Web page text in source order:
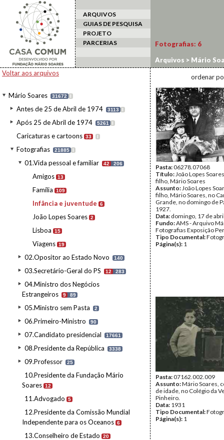
ARQUIVOS
GUIAS DE PESQUISA
PROJETO
PARCERIAS
Voltar aos arquivos
Mário Soares 31672 I
Antes de 25 de Abril de 1974 3113 I
Após 25 de Abril de 1974 5261 I
Caricaturas e cartoons 33 I
Fotografias 21885 I
01.Vida pessoal e familiar 42 206
Amigos 13
Família 109
Infância e juventude 6
João Lopes Soares 2
Lisboa 15
Viagens 19
02.Opositor ao Estado Novo 140
03.Secretário-Geral do PS 12 283
04.Ministro dos Negócios
Estrangeiros
9 89
05.Ministro sem Pasta 2
06.Primeiro-Ministro 90
07.Candidato presidencial 17661
08.Presidente da República 3338
09.Professor 25
10.Presidente da Fundação Mário
Soares 12
11.Advogado 5
12.Presidente da Comissão Mundial
Independente para os Oceanos 6
13.Conselheiro de Estado 20
Fotografias: 6
Arquivos > Mário
ordenar
Pasta:06278.07068
Título:João Lopes
filho, Mário Soares
Assunto:João Lopes
filho, Mário Soares, no
Grande, no domingo de
1927.
Data: domingo, 17 de
Fundo:AMS - Arquivo
Fotografias Exposição
Tipo Documental:
Página(s): 1
Pasta:07162.002.009
Assunto:Mário Soares,
de idade, no Colégio da
Pinheiro.
Data: 1931
Tipo Documental:
Página(s): 1